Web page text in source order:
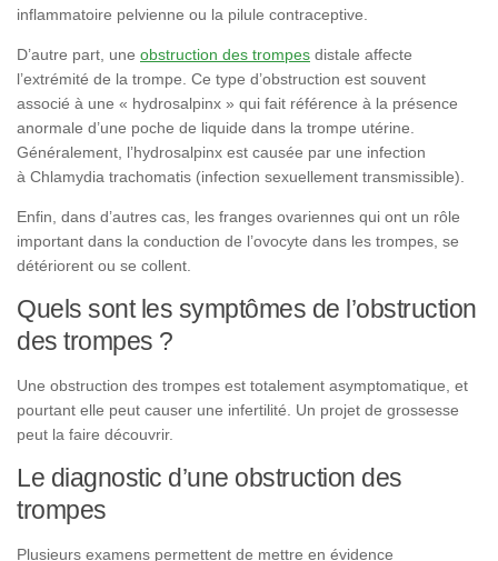
inflammatoire pelvienne ou la pilule contraceptive.
D’autre part, une obstruction des trompes distale affecte
l’extrémité de la trompe. Ce type d’obstruction est souvent
associé à une « hydrosalpinx » qui fait référence à la présence
anormale d’une poche de liquide dans la trompe utérine.
Généralement, l’hydrosalpinx est causée par une infection
à Chlamydia trachomatis (infection sexuellement transmissible).
Enfin, dans d’autres cas, les franges ovariennes qui ont un rôle
important dans la conduction de l’ovocyte dans les trompes, se
détériorent ou se collent.
Quels sont les symptômes de l’obstruction
des trompes ?
Une obstruction des trompes est totalement asymptomatique, et
pourtant elle peut causer une infertilité. Un projet de grossesse
peut la faire découvrir.
Le diagnostic d’une obstruction des
trompes
Plusieurs examens permettent de mettre en évidence